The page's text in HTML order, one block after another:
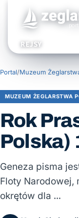
REJSY
Portal/Muzeum
MUZEUM ŻEGLARSTWA
Rok
Polska)
Geneza pisma
Floty Narodowej,
okrętów dla …